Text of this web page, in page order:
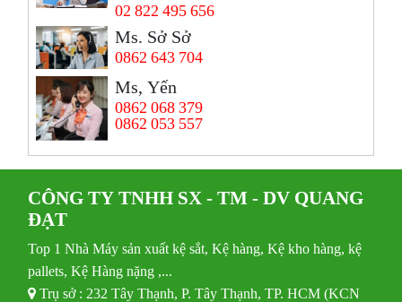
02 822 495 656
Ms. Sở Sở
0862 643 704
Ms, Yến
0862 068 379
0862 053 557
CÔNG TY TNHH SX - TM - DV QUANG
ĐẠT
Top 1 Nhà Máy sản xuất kệ sắt, Kệ hàng, Kệ kho hàng, kệ
pallets, Kệ Hàng nặng ,...
Trụ sở : 232 Tây Thạnh, P. Tây Thạnh, TP. HCM (KCN